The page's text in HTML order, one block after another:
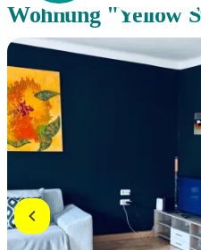
Wohnung "Yellow